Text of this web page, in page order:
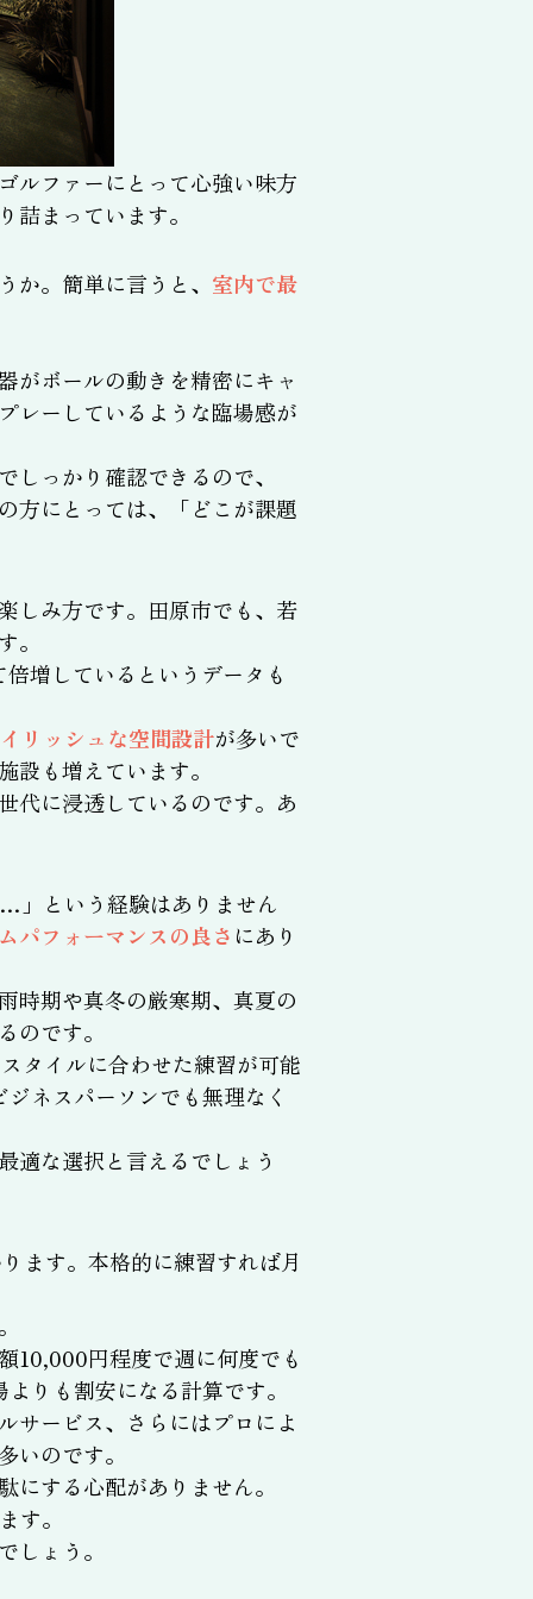
ルファーにとって心強い味方
まっています。
。簡単に言うと、 室内で最
がボールの動きを精密にキャ
レーしているような臨場感が
っかり確認できるので、
方にとっては、「どこが課題
しみ方です。田原市でも、若
。
増しているというデータも
リッシュな空間設計が多いで
も増えています。
代に浸透しているのです。あ
」という経験はありません
パフォーマンスの良さ にあり
時期や真冬の厳寒期、真夏の
のです。
タイルに合わせた練習が可能
ネスパーソンでも無理なく
適な選択と言えるでしょう
ます。本格的に練習すれば月
10,000円程度で週に何度でも
りも割安になる計算です。
サービス、さらにはプロによ
のです。
する心配がありません。
す。
しょう。